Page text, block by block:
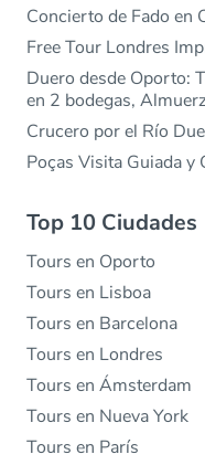
Concierto de Fado en
Free Tour Londres
Duero desde Oporto:
en 2 bodegas,
Crucero por el Río
Poças Visita Guiada y
Top 10 Ciudades
Tours en Oporto
Tours en Lisboa
Tours en Barcelona
Tours en Londres
Tours en Ámsterdam
Tours en Nueva York
Tours en París